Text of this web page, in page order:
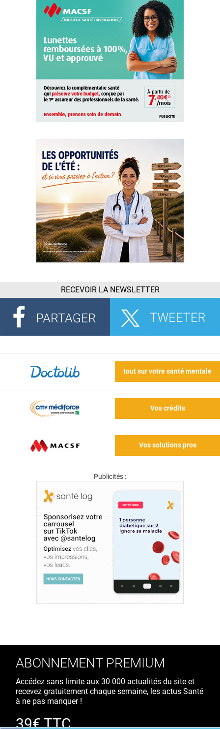
RECEVOIR LA NEWSLETTER
tout sur votre santé mentale
Vos crédits
Vos solutions pros
Publicités :
ABONNEMENT PREMIUM
Accédez sans limite aux 30 000 actualités du site et
recevez gratuitement chaque semaine, les actus Santé
à ne pas manquer !
39€ TTC